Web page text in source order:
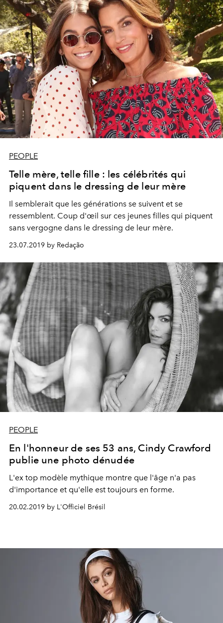
PEOPLE
Telle mère, telle fille : les célébrités qui
piquent dans le dressing de leur mère
Il semblerait que les générations se suivent et se
ressemblent. Coup d'œil sur ces jeunes filles qui piquent
sans vergogne dans le dressing de leur mère.
23.07.2019 by Redação
PEOPLE
En l'honneur de ses 53 ans, Cindy Crawford
publie une photo dénudée
L'ex top modèle mythique montre que l'âge n'a pas
d'importance et qu'elle est toujours en forme.
20.02.2019 by L'Officiel Brésil